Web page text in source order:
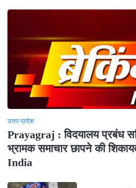
उत्तर प्रदेश
Prayagraj : विदयालय प्रबंध
भ्रामक समाचार छापने की
India